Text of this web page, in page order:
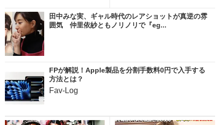
田中みな実、ギャル時代のレアショットが真逆の雰
囲気 仲里依紗ともノリノリで『eg...
FPが解説！Apple製品を分割手数料0円で入手する
方法とは？
Fav-Log